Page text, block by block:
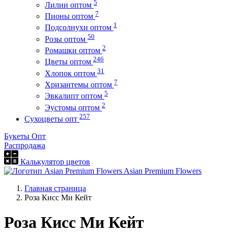
Лилии оптом 5
Пионы оптом 7
Подсолнухи оптом 1
Розы оптом 50
Ромашки оптом 2
Цветы оптом 246
Хлопок оптом 31
Хризантемы оптом 7
Эвкалипт оптом 5
Эустомы оптом 2
Сухоцветы опт 257
Букеты Опт
Распродажа
Калькулятор цветов
Asian Premium Flowers
Главная страница
Роза Кисс Ми Кейт
Роза Кисс Ми Кейт